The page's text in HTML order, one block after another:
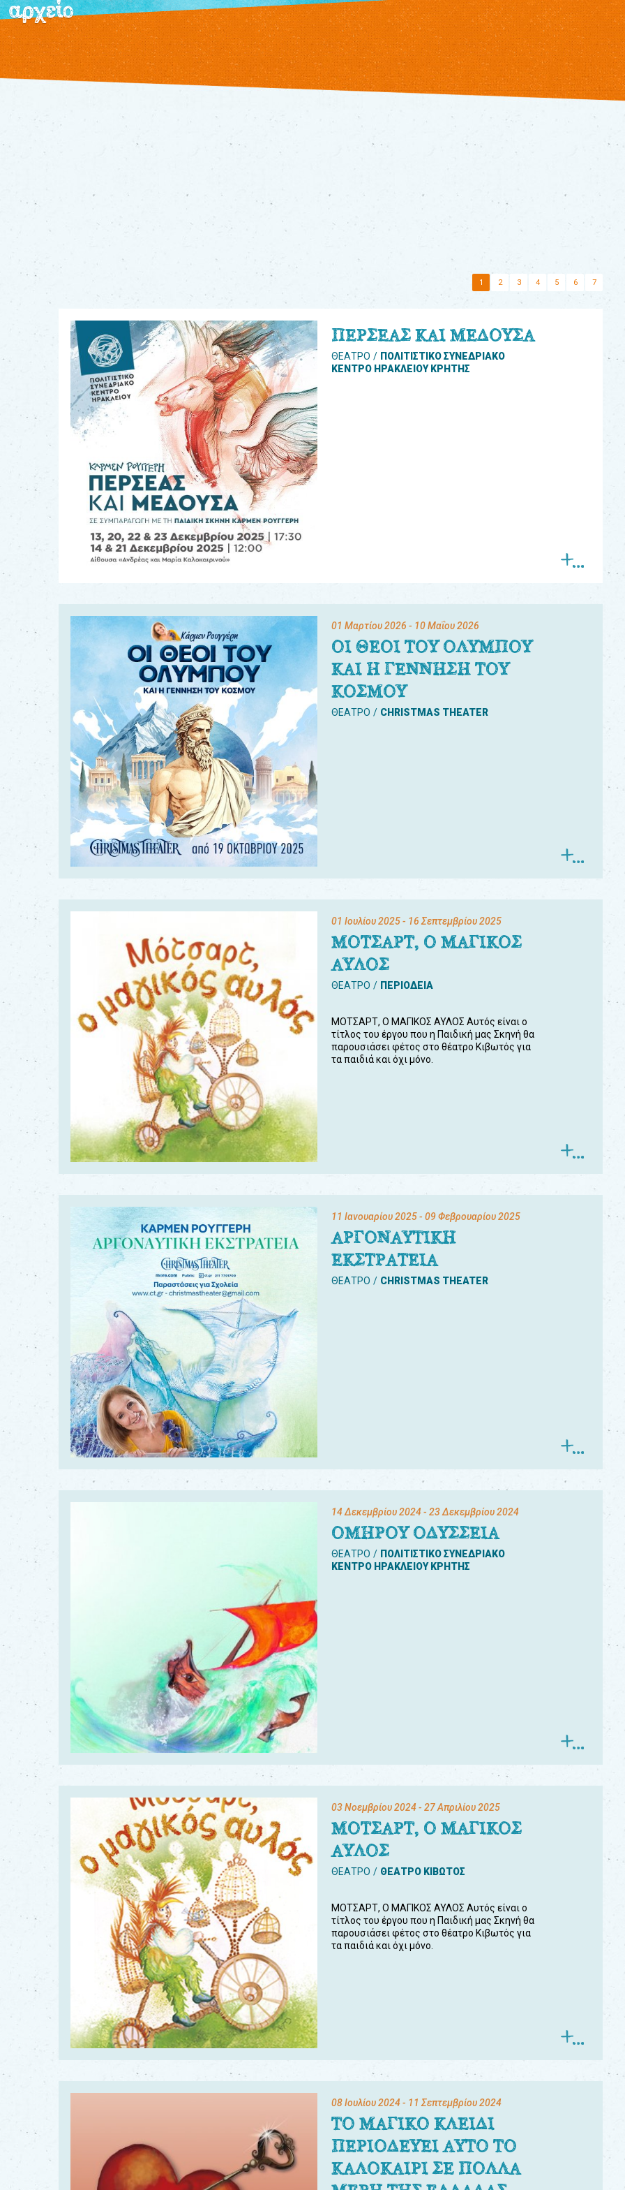
αρχείο
1 2 3 4 5 6 7
ΠΕΡΣΕΑΣ ΚΑΙ ΜΕΔΟΥΣΑ
ΘΕΑΤΡΟ
ΠΟΛΙΤΙΣΤΙΚΟ ΣΥΝΕΔΡΙΑΚΟ
ΚΕΝΤΡΟ ΗΡΑΚΛΕΙΟΥ ΚΡΗΤΗΣ
01 Μαρτίου 2026 - 10 Μαΐου 2026
ΟΙ ΘΕΟΙ ΤΟΥ ΟΛΥΜΠΟΥ
ΚΑΙ Η ΓΕΝΝΗΣΗ ΤΟΥ
ΚΟΣΜΟΥ
ΘΕΑΤΡΟ CHRISTMAS THEATER
01 Ιουλίου 2025- 16 Σεπτεμβρίου 2025
ΜΟΤΣΑΡΤ, Ο ΜΑΓΙΚΟΣ
ΑΥΛΟΣ
ΘΕΑΤΡΟ ΠΕΡΙΟΔΕΙΑ
ΜΟΤΣΑΡΤ, Ο ΜΑΓΙΚΟΣ ΑΥΛΟΣ Αυτός είναι ο
τίτλος του έργου που η Παιδική μας Σκηνή θα
παρουσιάσει φέτος στο θέατρο Κιβωτός για
τα παιδιά και όχι μόνο.
11 Ιανουαρίου 2025- 09 Φεβρουαρίου 2025
ΑΡΓΟΝΑΥΤΙΚΗ
ΕΚΣΤΡΑΤΕΙΑ
ΘΕΑΤΡΟ CHRISTMAS THEATER
14 Δεκεμβρίου 2024- 23 Δεκεμβρίου 2024
ΟΜΗΡΟΥ ΟΔΥΣΣΕΙΑ
ΘΕΑΤΡΟ
ΠΟΛΙΤΙΣΤΙΚΟ ΣΥΝΕΔΡΙΑΚΟ
ΚΕΝΤΡΟ ΗΡΑΚΛΕΙΟΥ ΚΡΗΤΗΣ
03 Νοεμβρίου 2024- 27 Απριλίου 2025
ΜΟΤΣΑΡΤ, Ο ΜΑΓΙΚΟΣ
ΑΥΛΟΣ
ΘΕΑΤΡΟ ΘΕΑΤΡΟ ΚΙΒΩΤΟΣ
ΜΟΤΣΑΡΤ, Ο ΜΑΓΙΚΟΣ ΑΥΛΟΣ Αυτός είναι ο
τίτλος του έργου που η Παιδική μας Σκηνή θα
παρουσιάσει φέτος στο θέατρο Κιβωτός για
τα παιδιά και όχι μόνο.
08 Ιουλίου 2024- 11 Σεπτεμβρίου 2024
ΤΟ ΜΑΓΙΚΟ ΚΛΕΙΔΙ
ΠΕΡΙΟΔΕΥΕΙ ΑΥΤΟ ΤΟ
ΚΑΛΟΚΑΙΡΙ ΣΕ ΠΟΛΛΑ